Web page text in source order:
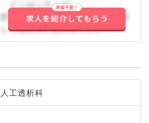
・インセンティブ
詳しくはお問い合わせ下さい。詳
しくはお問い合わせ下さい。
人工透析科